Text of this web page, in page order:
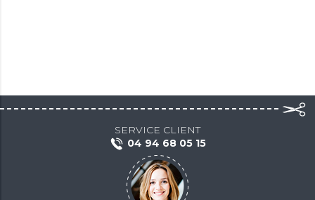
SERVICE CLIENT
04 94 68 05 15